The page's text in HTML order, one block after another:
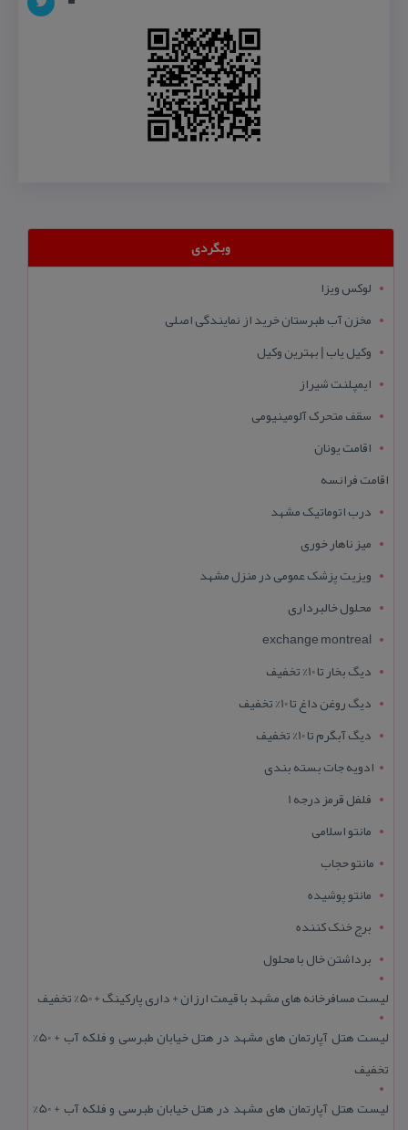
وبگردی
لوکس ویزا
مخزن آب طبرستان خرید از نمایندگی اصلی
وکیل یاب | بهترین وکیل
ایمپلنت شیراز
سقف متحرک آلومینیومی
اقامت یونان
اقامت فرانسه
درب اتوماتیک مشهد
میز ناهار خوری
ویزیت پزشک عمومی در منزل مشهد
محلول خالبرداری
exchange montreal
دیگ بخار تا 10% تخفیف
دیگ روغن داغ تا 10% تخفیف
دیگ آبگرم تا 10% تخفیف
ادویه جات بسته بندی
فلفل قرمز درجه 1
مانتو اسلامی
مانتو حجاب
مانتو پوشیده
برج خنک کننده
برداشتن خال با محلول
لیست مسافرخانه های مشهد با قیمت ارزان + داری پارکینگ + 50% تخفیف
لیست هتل آپارتمان های مشهد در هتل خیابان طبرسی و فلکه آب + 50%
تخفیف
لیست هتل آپارتمان های مشهد در هتل خیابان طبرسی و فلکه آب + 50%